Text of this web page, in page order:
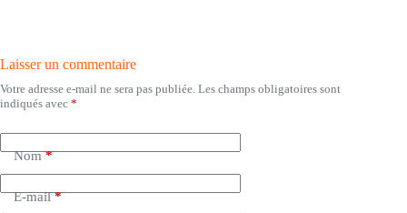
Laisser un commentaire
Votre adresse e-mail ne sera pas publiée. Les champs obligatoires sont
indiqués avec *
Nom*
E-mail*